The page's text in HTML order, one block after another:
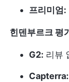
프리미엄:
힌덴부르크 평
G2: 리뷰
Capterra: